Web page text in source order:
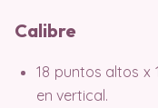
Calibre
18 puntos altos x
en vertical.